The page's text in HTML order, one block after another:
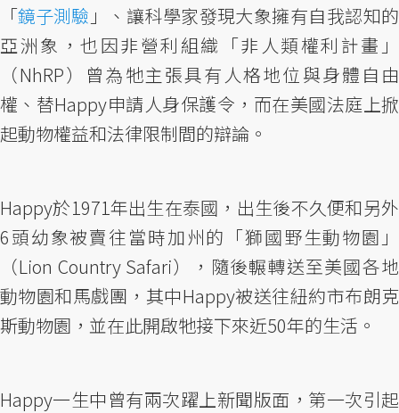
「鏡子測驗 」、讓科學家發現大象擁有自我認知的
亞洲象，也因非營利組織「非人類權利計畫」
（NhRP）曾為牠主張具有人格地位與身體自由
權、替Happy申請人身保護令，而在美國法庭上掀
起動物權益和法律限制間的辯論。
Happy於1971年出生在泰國，出生後不久便和另外
6頭幼象被賣往當時加州的「獅國野生動物園」
（Lion Country Safari），隨後輾轉送至美國各地
動物園和馬戲團，其中Happy被送往紐約市布朗克
斯動物園，並在此開啟牠接下來近50年的生活。
Happy一生中曾有兩次躍上新聞版面，第一次引起